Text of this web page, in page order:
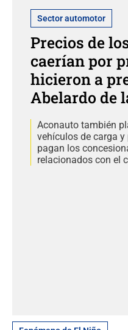
Sector automotor
Precios de
caerían por
hicieron a
Abelardo de
Aconauto también
vehículos de carga y
pagan los
relacionados con el